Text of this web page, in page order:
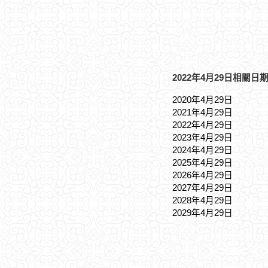
2022年4月29日相關日
2020年4月29日
2021年4月29日
2022年4月29日
2023年4月29日
2024年4月29日
2025年4月29日
2026年4月29日
2027年4月29日
2028年4月29日
2029年4月29日